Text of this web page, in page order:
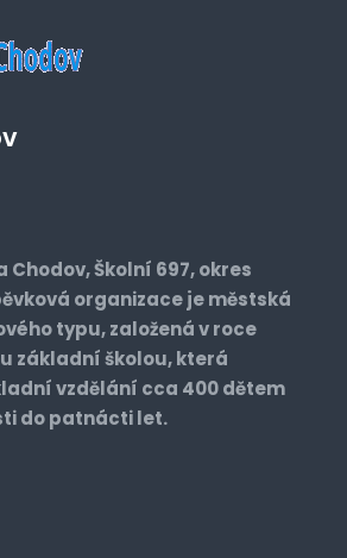
Chodov, Školní 697, okres
organizace je městská
typu, založená v roce
základní školou, která
vzdělání cca 400 dětem
do patnácti let.